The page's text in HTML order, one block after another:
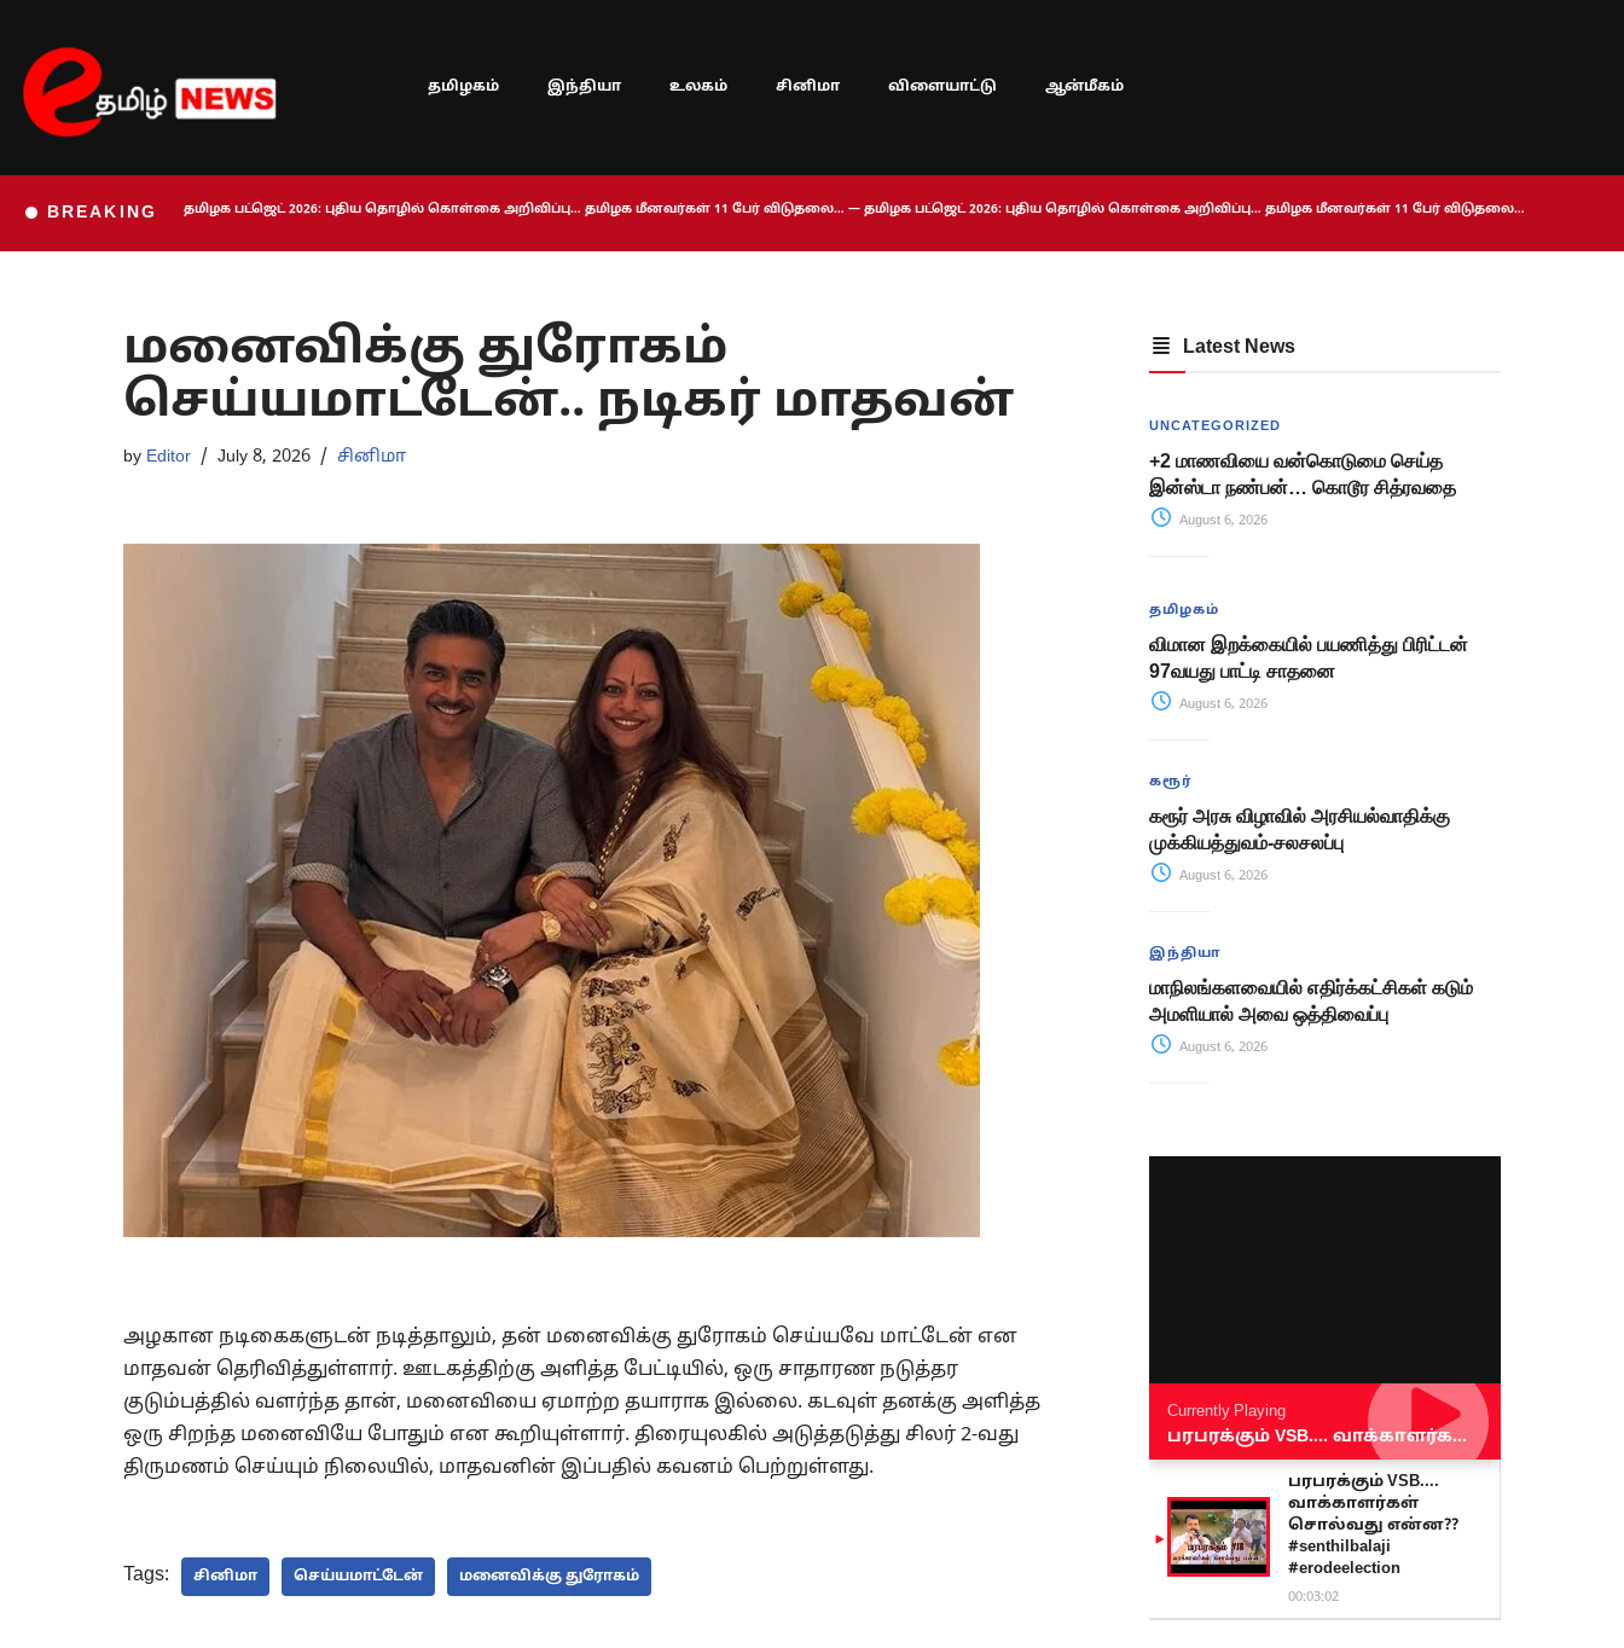
Skip
to
content
தமிழகம் இந்தியா உலகம் சினிமா விளையாட்டு ஆன்மீகம்
BREAKING தமிழக பட்ஜெட் 2026: புதிய தொழில் கொள்கை அறிவிப்பு… தமிழக மீனவர்கள் 11 பேர் விடுதலை… — தமிழக பட்ஜெட் 2026: புதிய தொழில் கொள்கை அறிவிப்பு… தமிழக மீனவர்கள் 11 பேர் விடுதலை…
மனைவிக்கு துரோகம்
செய்யமாட்டேன்.. நடிகர் மாதவன்
by Editor July 8, 2026 சினிமா
அழகான நடிகைகளுடன் நடித்தாலும், தன் மனைவிக்கு துரோகம் செய்யவே மாட்டேன் என
மாதவன் தெரிவித்துள்ளார். ஊடகத்திற்கு அளித்த பேட்டியில், ஒரு சாதாரண நடுத்தர
குடும்பத்தில் வளர்ந்த தான், மனைவியை ஏமாற்ற தயாராக இல்லை. கடவுள் தனக்கு அளித்த
ஒரு சிறந்த மனைவியே போதும் என கூறியுள்ளார். திரையுலகில் அடுத்தடுத்து சிலர் 2-வது
திருமணம் செய்யும் நிலையில், மாதவனின் இப்பதில் கவனம் பெற்றுள்ளது.
Tags: சினிமா செய்யமாட்டேன் மனைவிக்கு துரோகம்
Latest News
UNCATEGORIZED
+2 மாணவியை வன்கொடுமை செய்த
இன்ஸ்டா நண்பன்… கொடூர சித்ரவதை
August 6, 2026
தமிழகம்
விமான இறக்கையில் பயணித்து பிரிட்டன்
97வயது பாட்டி சாதனை
August 6, 2026
கரூர்
கரூர் அரசு விழாவில் அரசியல்வாதிக்கு
முக்கியத்துவம்-சலசலப்பு
August 6, 2026
இந்தியா
மாநிலங்களவையில் எதிர்க்கட்சிகள் கடும்
அமளியால் அவை ஒத்திவைப்பு
August 6, 2026
Currently Playing
பரபரக்கும் VSB.... வாக்காளர்கள் சொல்வது என்ன?? #senthilbalaji #erodeelection
பரபரக்கும் VSB....
வாக்காளர்கள்
சொல்வது என்ன??
#senthilbalaji
#erodeelection
00:03:02